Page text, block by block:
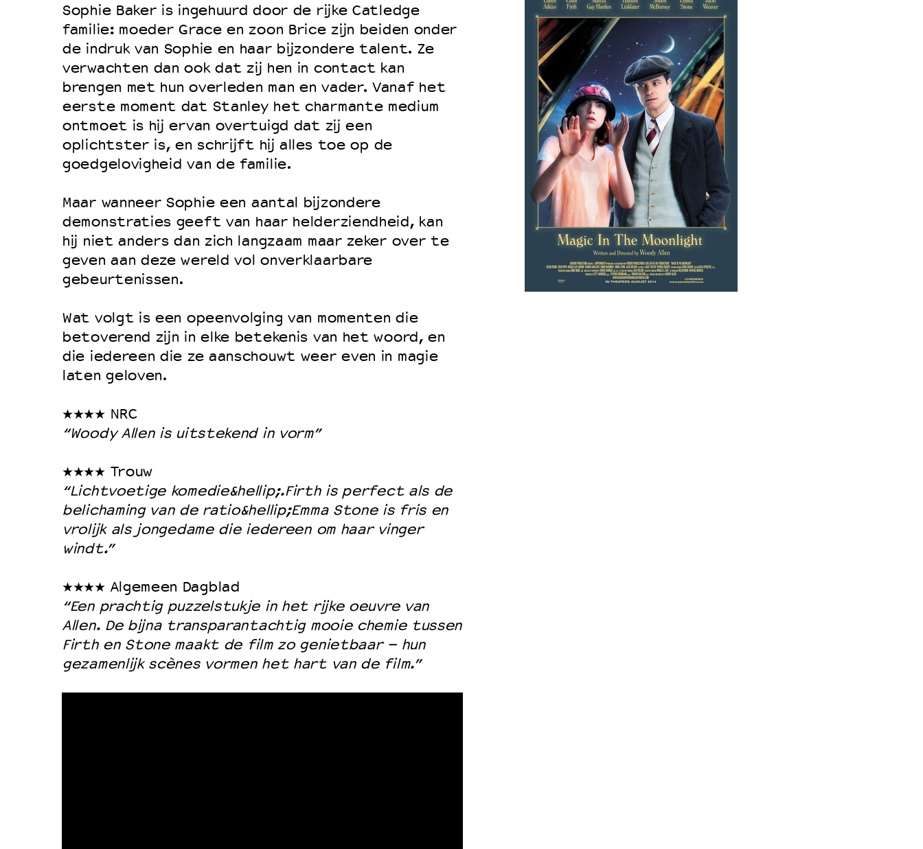
OVER LANTARENVENSTER
Wat we doen
Werken bij
Wie is wie
Word vriend
Historie
Partners
Privacyverklaring
Integriteits- en gedragscode
Duurzaamheid
Culturele boycot Israël
Sophie Baker is ingehuurd door de rijke Catledge
familie: moeder Grace en zoon Brice zijn beiden onder
de indruk van Sophie en haar bijzondere talent. Ze
verwachten dan ook dat zij hen in contact kan
brengen met hun overleden man en vader. Vanaf het
eerste moment dat Stanley het charmante medium
ontmoet is hij ervan overtuigd dat zij een
oplichtster is, en schrijft hij alles toe op de
goedgelovigheid van de familie.
Maar wanneer Sophie een aantal bijzondere
demonstraties geeft van haar helderziendheid, kan
hij niet anders dan zich langzaam maar zeker over te
geven aan deze wereld vol onverklaarbare
gebeurtenissen.
Wat volgt is een opeenvolging van momenten die
betoverend zijn in elke betekenis van het woord, en
die iedereen die ze aanschouwt weer even in magie
laten geloven.
★★★★ NRC
“Woody Allen is uitstekend in vorm”
★★★★ Trouw
“Lichtvoetige komedie&hellip;.Firth is perfect als de
belichaming van de ratio&hellip;Emma Stone is fris en
vrolijk als jongedame die iedereen om haar vinger
windt.”
★★★★ Algemeen Dagblad
“Een prachtig puzzelstukje in het rijke oeuvre van
Allen. De bijna transparantachtig mooie chemie tussen
Firth en Stone maakt de film zo genietbaar – hun
gezamenlijk scènes vormen het hart van de film.”